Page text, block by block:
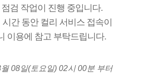
검 작업이 진행 중입니다.
간 동안 컬리 서비스 접속이
이용에 참고 부탁드립니다.
08일(토요일) 02시 00분 부터